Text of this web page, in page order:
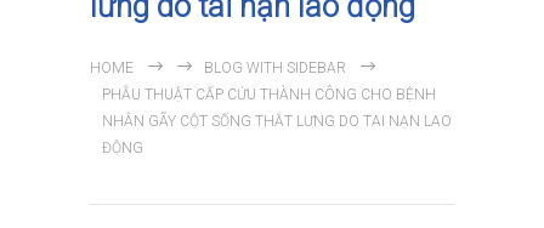
HOME
BLOG WITH SIDEBAR
PHẪU THUẬT CẤP CỨU THÀNH CÔNG CHO BỆNH
NHÂN GÃY CỘT SỐNG THẮT LƯNG DO TAI NẠN LAO
ĐỘNG